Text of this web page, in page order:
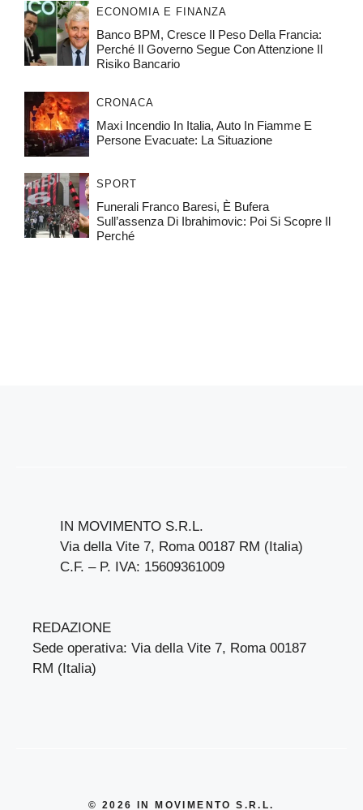
ECONOMIA E FINANZA
Banco BPM, Cresce Il Peso Della Francia:
Perché Il Governo Segue Con Attenzione Il
Risiko Bancario
CRONACA
Maxi Incendio In Italia, Auto In Fiamme E
Persone Evacuate: La Situazione
SPORT
Funerali Franco Baresi, È Bufera
Sull’assenza Di Ibrahimovic: Poi Si Scopre Il
Perché
IN MOVIMENTO S.R.L.
Via della Vite 7, Roma 00187 RM (Italia)
C.F. – P. IVA: 15609361009
REDAZIONE
Sede operativa: Via della Vite 7, Roma 00187
RM (Italia)
© 2026 IN MOVIMENTO S.R.L.